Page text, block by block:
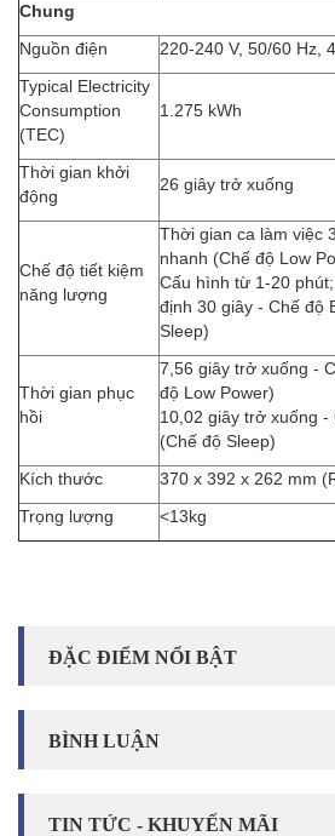
Chung
Nguồn điện
220-240 V, 50/60 Hz,
Typical Electricity
Consumption
(TEC)
1.275 kWh
Thời gian khởi
động
26 giây trở xuống
Chế độ tiết kiệm
năng lượng
Thời gian ca làm việc
nhanh (Chế độ Low
Cấu hình từ 1-20
định 30 giây - Chế độ
Sleep)
Thời gian phục
hồi
7,56 giây trở xuống -
độ Low Power)
10,02 giây trở xuống -
(Chế độ Sleep)
Kích thước
370 x 392 x 262 mm
Trọng lượng
<13kg
ĐẶC ĐIỂM NỔI BẬT
BÌNH LUẬN
TIN TỨC - KHUYẾN MÃI